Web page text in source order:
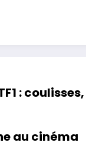
:
au cinéma